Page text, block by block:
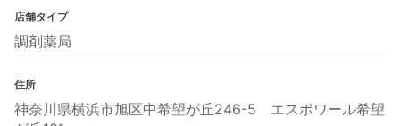
店舗タイプ
調剤薬局
住所
神奈川県横浜市旭区中希望が丘246-5 エスポワール希望